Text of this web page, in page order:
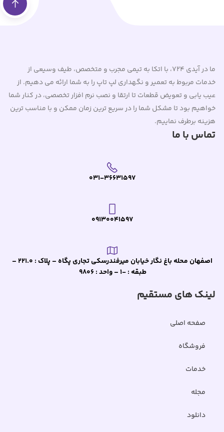
ما در آیدی 724، با اتکا به تیمی مجرب و متخصص، طیف وسیعی از
خدمات مربوط به تعمیر و نگهداری لپ تاپ را به شما ارائه می دهیم. از
عیب یابی و تعویض قطعات تا ارتقا و نصب نرم افزار تخصصی، در کنار شما
خواهیم بود تا مشکل شما را در سریع ترین زمان ممکن و با مناسب ترین
هزینه برطرف نماییم.
تماس با ما
031-36631597
09130041597
اصفهان محله باغ نگار خیابان میرفندرسکی تجاری پگاه – پلاک : 221.0 –
طبقه : -1 – واحد : 9806
لینک های مستقیم
صفحه اصلی
فروشگاه
خدمات
مجله
دانلود